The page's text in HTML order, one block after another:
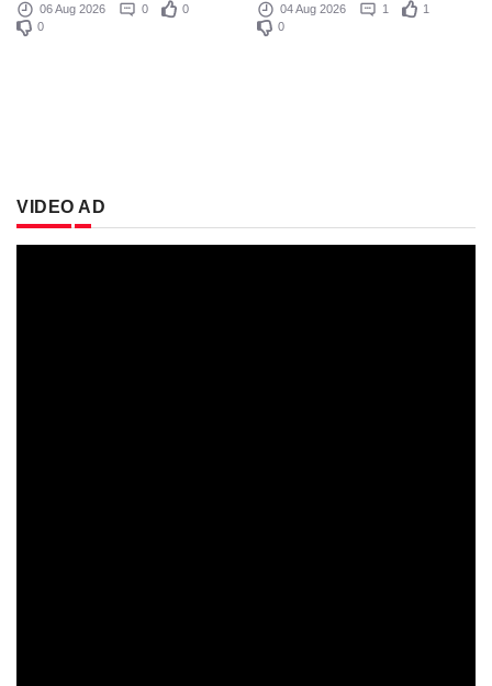
06 Aug 2026 0
0
0
04 Aug 2026 1
1
0
VIDEO AD